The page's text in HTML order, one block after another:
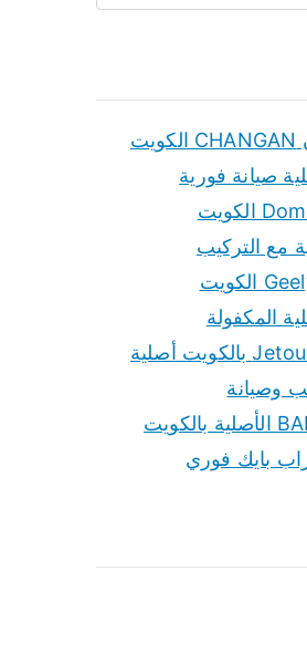
r
قطع غيار شانجان CHANGAN الكويت
قطع غيار دومي Domi الكويت
قطع غيار جيلي Geely الكويت
قطع غيار جيتور Jetour بالكويت أصلية
قطع غيار بايك BAIC الأصلية بالكويت